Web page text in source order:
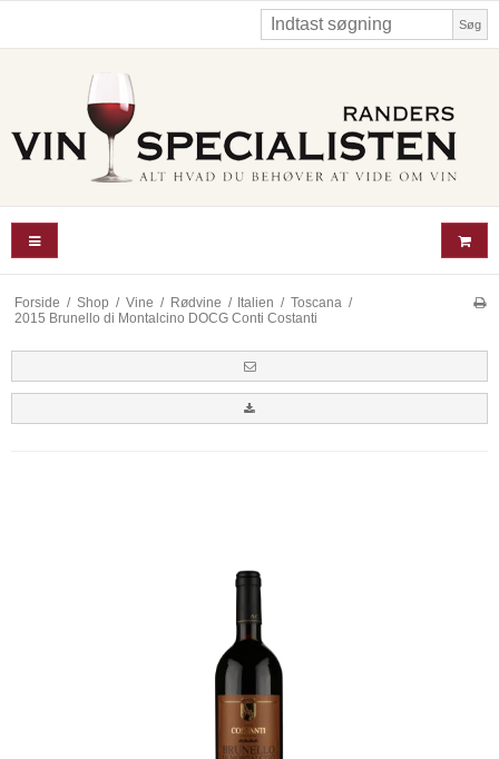
Søg
Forside / Shop / Vine / Rødvine / Italien / Toscana /
2015 Brunello di Montalcino DOCG Conti Costanti